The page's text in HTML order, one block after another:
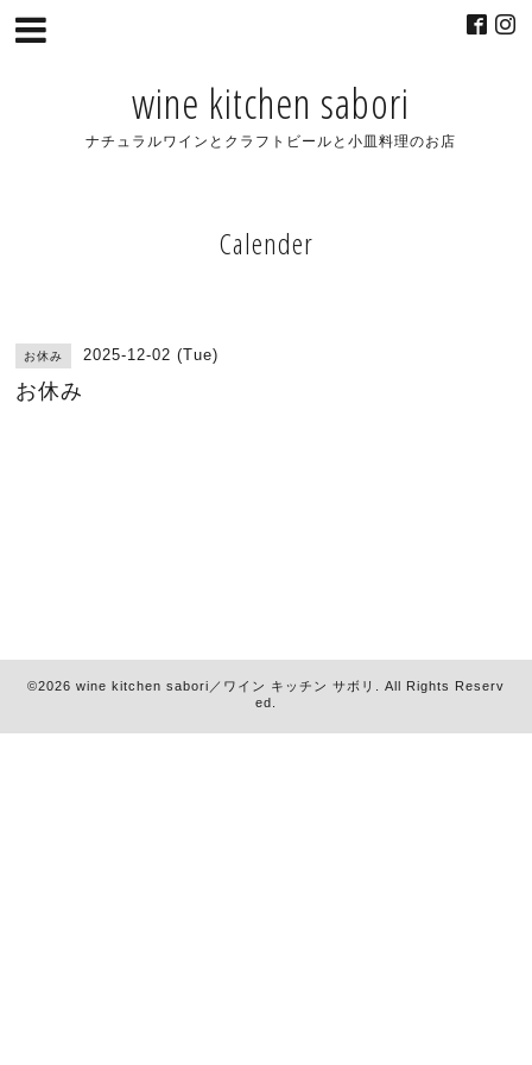
wine kitchen sabori
ナチュラルワインとクラフトビールと小皿料理のお店
Calender
お休み 2025-12-02 (Tue)
お休み
©2026 wine kitchen sabori／ワイン キッチン サボリ
. All Rights Reserv
ed.